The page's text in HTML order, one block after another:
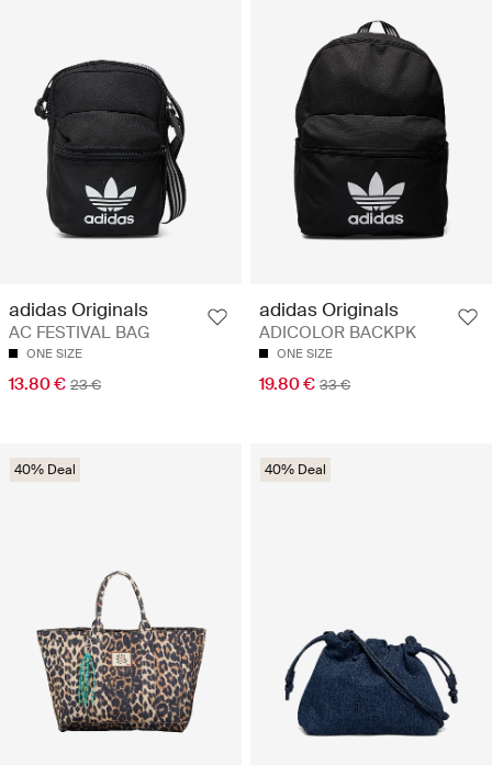
adidas Originals
AC FESTIVAL BAG
ONE SIZE
13.80 € 23 €
adidas Originals
ADICOLOR BACKPK
ONE SIZE
19.80 € 33 €
40% Deal 40% Deal